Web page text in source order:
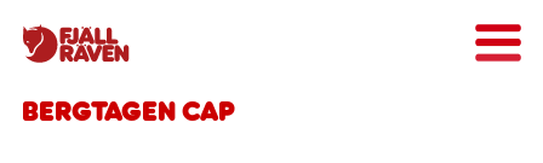
Bergtagen Cap